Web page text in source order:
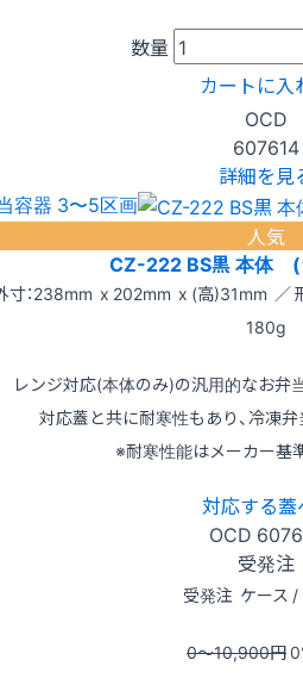
数量
カートに入
OCD
607614
詳細を見
容器 3〜5区画
人気
CZ-222 BS黒 本体 (
寸：238mm x 202mm x (高)31mm ／
180g
レンジ対応(本体のみ)の汎用的なお弁
対応蓋と共に耐寒性もあり、冷凍
※耐寒性能はメーカー基
対応する蓋
OCD
受発注
受発注 ケース
0〜10,900円0